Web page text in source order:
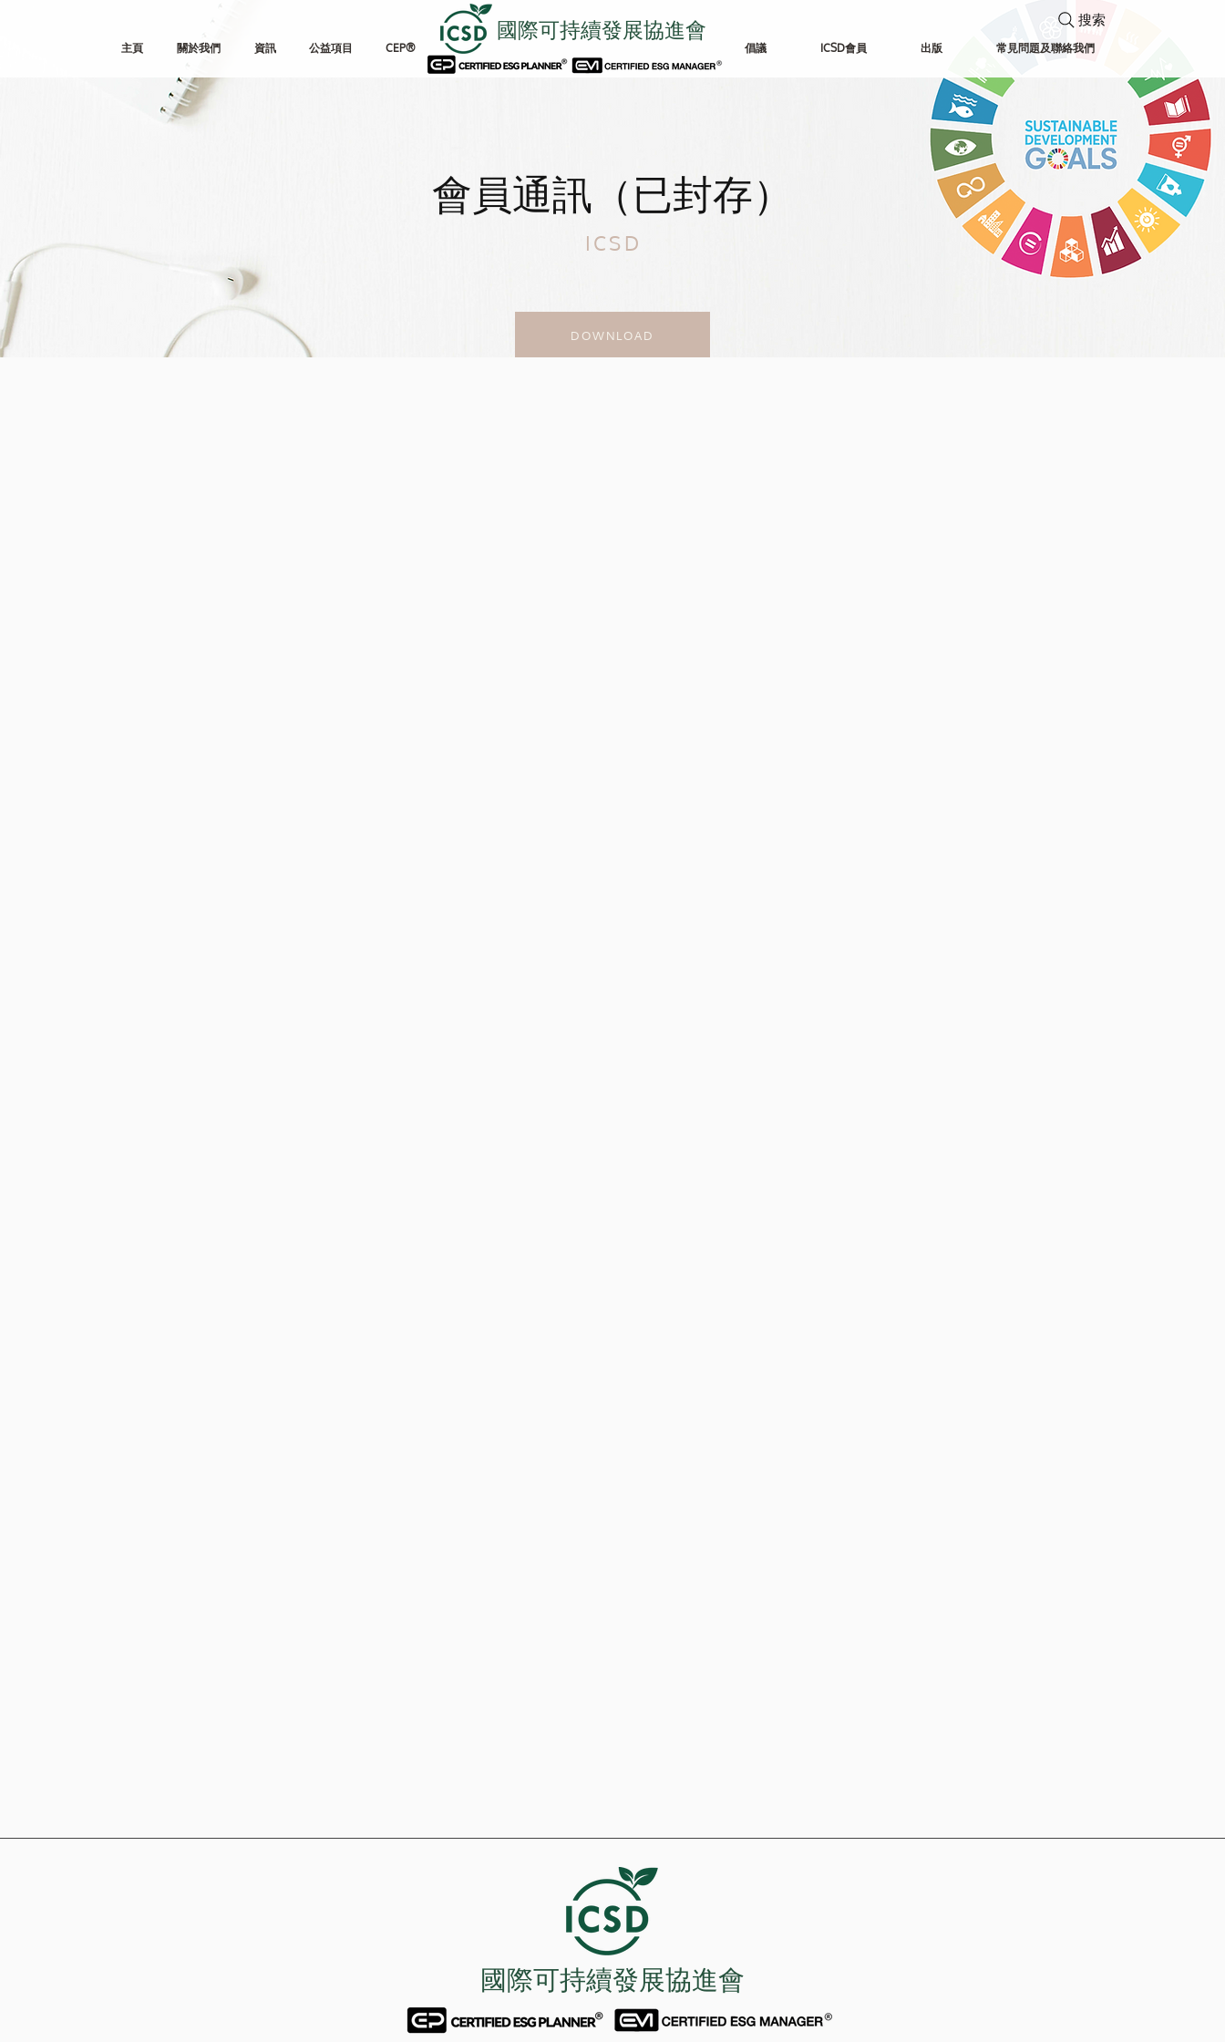
主頁 關於我們 資訊 公益項目 CEP® 倡議 ICSD會員 出版 常見問題及聯絡我們
國際可持續發展協進會
搜索
會員通訊（已封存）
ICSD
DOWNLOAD
國際可持續發展協進會